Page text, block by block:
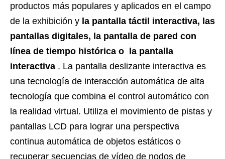
productos más populares y aplicados en el campo
de la exhibición y la pantalla táctil interactiva, las
pantallas digitales, la pantalla de pared con
línea de tiempo histórica o la pantalla
interactiva . La pantalla deslizante interactiva es
una tecnología de interacción automática de alta
tecnología que combina el control automático con
la realidad virtual. Utiliza el movimiento de pistas y
pantallas LCD para lograr una perspectiva
continua automática de objetos estáticos o
recuperar secuencias de vídeo de nodos de